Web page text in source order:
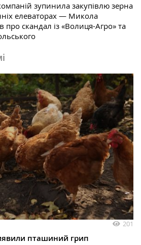
зупинила закупівлю зерна
елеваторах — Микола
про скандал із «Волиця-Агро» та
201
пташиний грип